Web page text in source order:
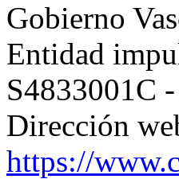
Gobierno
Entidad
S4833001C
Dirección
https://